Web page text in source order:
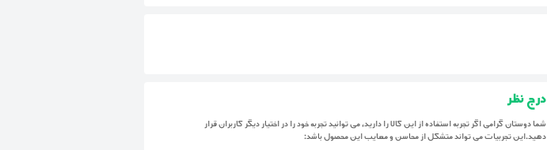
درج نظر
شما دوستان گرامی اگر تجربه استفاده از این کالا را دارید، می توانید تجربه خود را در اختیار دیگر کاربران قرار
دهید.این تجربیات می تواند متشکل از محاسن و معایب این محصول باشد: